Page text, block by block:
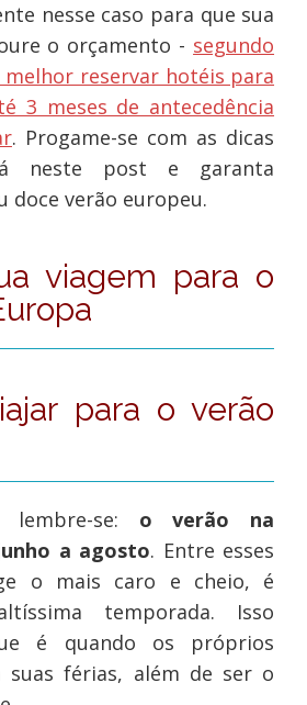
nesse caso para que sua
o orçamento - segundo
reservar hotéis para
3 meses de antecedência
. Progame-se com as dicas
neste post e garanta
doce verão europeu.
viagem para o
para o verão
lembre-se: o verão na
a agosto. Entre esses
o mais caro e cheio, é
temporada. Isso
é quando os próprios
suas férias, além de ser o